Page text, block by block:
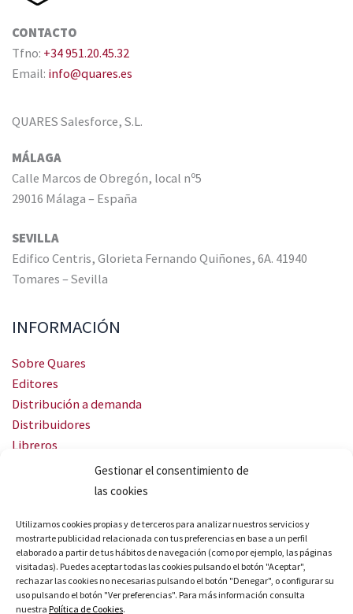
Gestionar el consentimiento de
las cookies
Utilizamos cookies propias y de terceros para analizar nuestros servicios y
mostrarte publicidad relacionada con tus preferencias en base a un perfil
elaborado a partir de tus hábitos de navegación (como por ejemplo, las páginas
visitadas). Puedes aceptar todas las cookies pulsando el botón "Aceptar",
rechazar las cookies no necesarias pulsando el botón "Denegar", o configurar su
uso pulsando el botón "Ver preferencias". Para más información consulta
nuestra Política de Cookies.
CONTACTO
Tfno: +34 951.20.45.32
Email: info@quares.es
QUARES Salesforce, S.L.
MÁLAGA
Calle Marcos de Obregón, local nº5
29016 Málaga – España
SEVILLA
Edifico Centris, Glorieta Fernando Quiñones, 6A. 41940
Tomares – Sevilla
INFORMACIÓN
Sobre Quares
Editores
Distribución a demanda
Distribuidores
Libreros
Servicio Landingweb
Crea tu audiobook